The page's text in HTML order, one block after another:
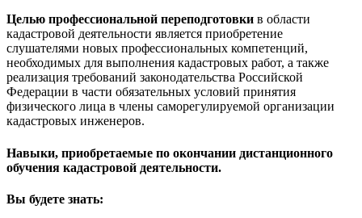
Целью профессиональной переподготовки в области
кадастровой деятельности является приобретение
слушателями новых профессиональных компетенций,
необходимых для выполнения кадастровых работ, а также
реализация требований законодательства Российской
Федерации в части обязательных условий принятия
физического лица в члены саморегулируемой организации
кадастровых инженеров.
Навыки, приобретаемые по окончании дистанционного
обучения кадастровой деятельности.
Вы будете знать: